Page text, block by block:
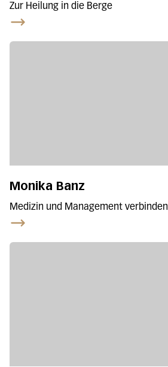
Zur Heilung in die Berge
Monika Banz
Medizin und Management verbinden